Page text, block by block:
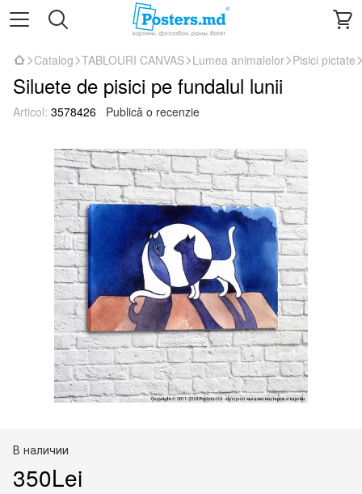
Catalog TABLOURI CANVAS Lumea animalelor Pisici pictate
Siluete de pisici pe fundalul lunii
Articol: 3578426 Publică o recenzie
В наличии
350Lei